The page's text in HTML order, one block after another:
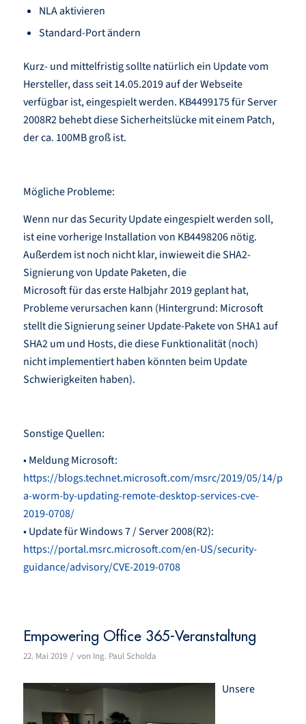
NLA aktivieren
Standard-Port ändern
Kurz- und mittelfristig sollte natürlich ein Update vom
Hersteller, dass seit 14.05.2019 auf der Webseite
verfügbar ist, eingespielt werden. KB4499175 für Server
2008R2 behebt diese Sicherheitslücke mit einem Patch,
der ca. 100MB groß ist.
Mögliche Probleme:
Wenn nur das Security Update eingespielt werden soll,
ist eine vorherige Installation von KB4498206 nötig.
Außerdem ist noch nicht klar, inwieweit die SHA2-
Signierung von Update Paketen, die
Microsoft für das erste Halbjahr 2019 geplant hat,
Probleme verursachen kann (Hintergrund: Microsoft
stellt die Signierung seiner Update-Pakete von SHA1 auf
SHA2 um und Hosts, die diese Funktionalität (noch)
nicht implementiert haben könnten beim Update
Schwierigkeiten haben).
Sonstige Quellen:
• Meldung Microsoft:
https://blogs.technet.microsoft.com/msrc/2019/05/14/
a-worm-by-updating-remote-desktop-services-cve-
2019-0708/
• Update für Windows 7 / Server 2008(R2):
https://portal.msrc.microsoft.com/en-US/security-
guidance/advisory/CVE-2019-0708
Empowering Office 365-Veranstaltung
22. Mai 2019 / von Ing. Paul Scholda
Unsere